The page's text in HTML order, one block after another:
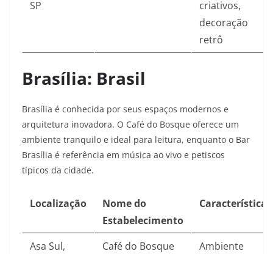
SP
criativos,
decoração
retrô
Brasília: Brasil
Brasília é conhecida por seus espaços modernos e
arquitetura inovadora. O Café do Bosque oferece um
ambiente tranquilo e ideal para leitura, enquanto o Bar
Brasília é referência em música ao vivo e petiscos
típicos da cidade.
Localização
Nome do
Estabelecimento
Características
Asa Sul,
Café do Bosque
Ambiente